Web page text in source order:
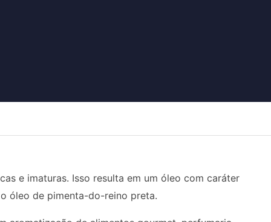
e imaturas. Isso resulta em um óleo com caráter
óleo de pimenta-do-reino preta.